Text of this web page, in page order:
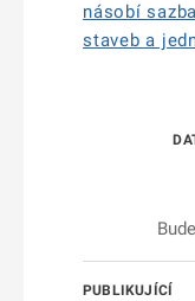
násobí
staveb a